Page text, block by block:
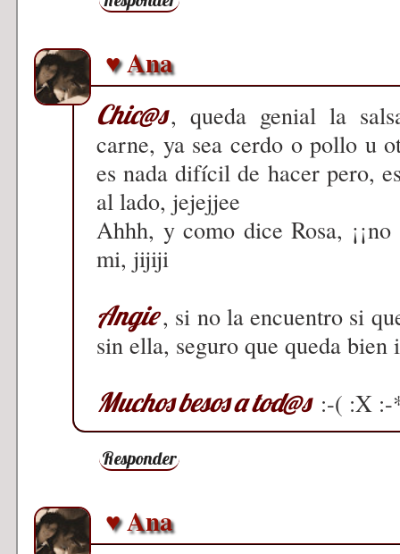
♥ Ana
Chic@s, queda genial la
carne, ya sea cerdo o pollo u
es nada difícil de hacer pero,
al lado, jejejjee
Ahhh, y como dice Rosa,
mi, jijiji
Angie, si no la encuentro si
sin ella, seguro que queda bien
Muchos besos a tod@s :-( :X
Responder
♥ Ana